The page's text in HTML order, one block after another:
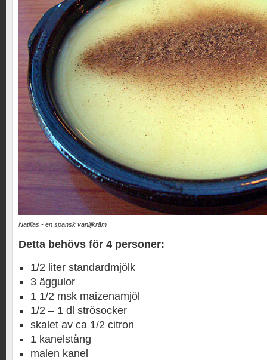
Natillas - en spansk vaniljkräm
Detta behövs för 4 personer:
1/2 liter standardmjölk
3 äggulor
1 1/2 msk maizenamjöl
1/2 – 1 dl strösocker
skalet av ca 1/2 citron
1 kanelstång
malen kanel